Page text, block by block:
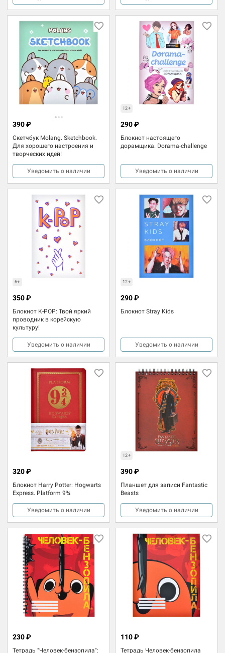
Скетчбук Molang. Sketchbook.
Для хорошего настроения и
творческих идей!
390 ₽
Уведомить о наличии
12+
Блокнот настоящего
дорамщика. Dorama-challenge
290 ₽
Уведомить о наличии
6+
Блокнот K-POP: Твой яркий
проводник в корейскую
культуру!
350 ₽
Уведомить о наличии
12+
Блокнот Stray Kids
290 ₽
Уведомить о наличии
Блокнот Harry Potter: Hogwarts
Express. Platform 9¾
320 ₽
Уведомить о наличии
12+
Планшет для записи Fantastic
Beasts
390 ₽
Уведомить о наличии
Тетрадь "Человек-бензопила":
230 ₽
Тетрадь Человек-бензопила
110 ₽